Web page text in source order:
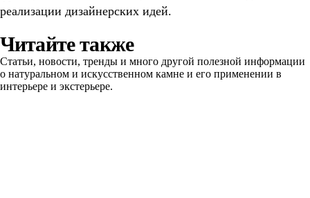
реализации дизайнерских идей.
Читайте также
Статьи, новости, тренды и много другой полезной информации
о натуральном и искусственном камне и его применении в
интерьере и экстерьере.